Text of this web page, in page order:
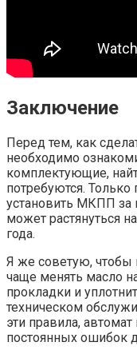
Заключение
Перед тем, как
необходимо
комплектующие,
потребуются.
установить МКПП за
может растянуться
года.
Я же советую, чтобы
чаще менять масло
прокладки и
техническом
эти правила,
постоянных ошибок